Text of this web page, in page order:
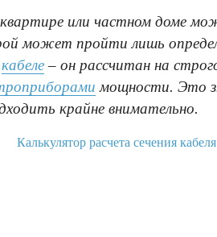
или частном доме
может пройти лишь
кабеле– он рассчитан на
мощности. Это
крайне внимательно.